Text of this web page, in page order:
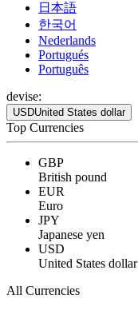
日本語
한국어
Nederlands
Portugués
Português
devise:
USDUnited States dollar
Top Currencies
GBP
British pound
EUR
Euro
JPY
Japanese yen
USD
United States dollar
All Currencies